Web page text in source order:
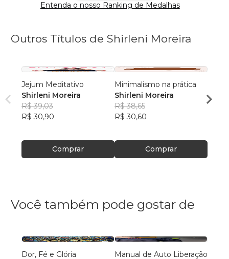
Entenda o nosso Ranking de Medalhas
Outros Títulos de Shirleni Moreira
Jejum Meditativo
Shirleni Moreira
R$ 39,03
R$ 30,90
Comprar
Minimalismo na prática
Shirleni Moreira
R$ 38,65
R$ 30,60
Comprar
R$
Você também pode gostar de
Dor, Fé e Glória
Manual de Auto Liberação